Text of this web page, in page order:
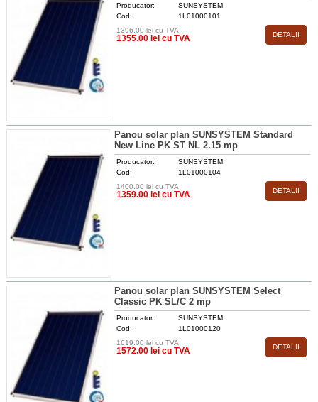
Producator:
SUNSYSTEM
Cod:
1L01000101
1396.00 lei cu TVA
1355.00 lei cu TVA DETALII
Panou solar plan SUNSYSTEM Standard
New Line PK ST NL 2.15 mp
Producator:
SUNSYSTEM
Cod:
1L01000104
1400.00 lei cu TVA
1359.00 lei cu TVA DETALII
Panou solar plan SUNSYSTEM Select
Classic PK SL/C 2 mp
Producator:
SUNSYSTEM
Cod:
1L01000120
1619.00 lei cu TVA
1572.00 lei cu TVA DETALII